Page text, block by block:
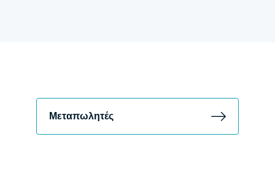
Μεταπωλητές